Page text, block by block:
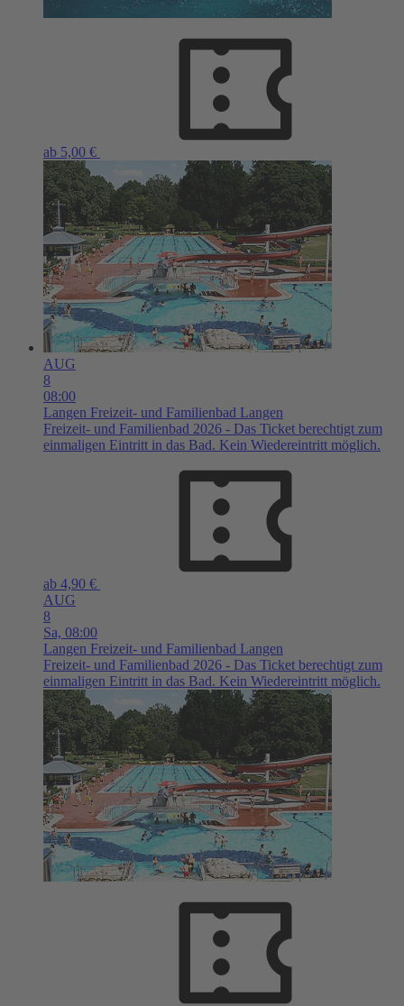
ab 5,00 €
AUG
8
08:00
Langen Freizeit- und Familienbad Langen
Freizeit- und Familienbad 2026 - Das Ticket berechtigt zum
einmaligen Eintritt in das Bad. Kein Wiedereintritt möglich.
ab 4,90 €
AUG
8
Sa, 08:00
Langen Freizeit- und Familienbad Langen
Freizeit- und Familienbad 2026 - Das Ticket berechtigt zum
einmaligen Eintritt in das Bad. Kein Wiedereintritt möglich.